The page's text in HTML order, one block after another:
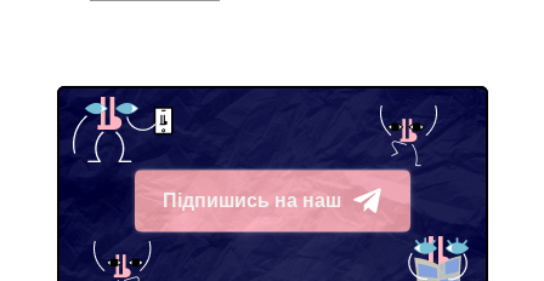
Підпишись на наш
Telegram